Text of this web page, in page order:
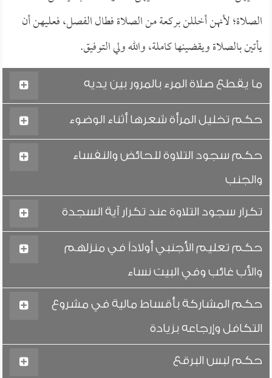
الصلاة؛ لأنهن أخللن بركعة من الصلاة فطال الفصل، فعليهن أن
يأتين بالصلاة ويقضينها كاملة، والله ولي التوفيق.
ما يقطع صلاة المرء بالمرور بين يديه
حكم تخليل المرأة شعرها أثناء الوضوء
حكم سجود التلاوة للحائض والنفساء
والجنب
تكرار سجود التلاوة عند تكرار آية السجدة
حكم تعليم الأجنبي أولاداً في منزلهم
والأب غائب وفي البيت نساء
حكم المشاركة بأقساط مالية في مشروع
التكافل وإرجاعه بزيادة
حكم لبس البرقع